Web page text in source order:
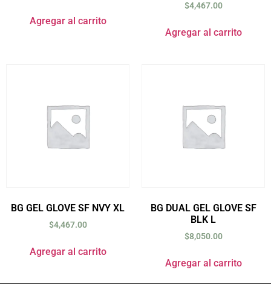
Agregar al carrito
$4,467.00
Agregar al carrito
BG GEL GLOVE SF NVY XL
$4,467.00
Agregar al carrito
BG DUAL GEL GLOVE SF
BLK L
$8,050.00
Agregar al carrito